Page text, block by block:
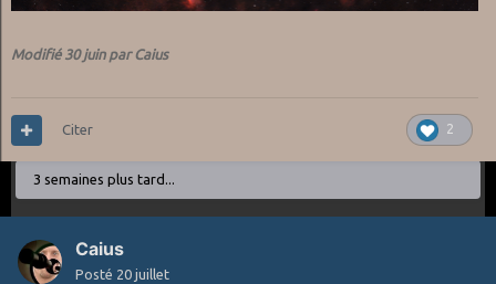
Modifié 30 juinpar Caius
2
Citer
3 semaines plus tard...
Caius
Posté 20 juillet